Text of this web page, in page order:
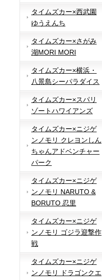
タイムズカー×西武園
ゆうえんち
タイムズカー×さがみ
湖MORI MORI
タイムズカー×横浜・
八景島シーパラダイス
タイムズカー×スパリ
ゾートハワイアンズ
タイムズカー×ニジゲ
ンノモリ クレヨンしん
ちゃんアドベンチャー
パーク
タイムズカー×ニジゲ
ンノモリ NARUTO &
BORUTO 忍里
タイムズカー×ニジゲ
ンノモリ ゴジラ迎撃作
戦
タイムズカー×ニジゲ
ンノモリ ドラゴンクエ